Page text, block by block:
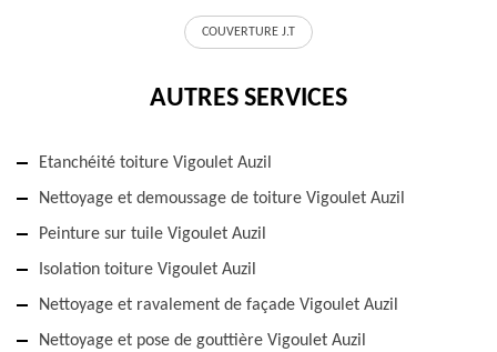
COUVERTURE J.T
AUTRES SERVICES
Etanchéité toiture Vigoulet Auzil
Nettoyage et demoussage de toiture Vigoulet Auzil
Peinture sur tuile Vigoulet Auzil
Isolation toiture Vigoulet Auzil
Nettoyage et ravalement de façade Vigoulet Auzil
Nettoyage et pose de gouttière Vigoulet Auzil